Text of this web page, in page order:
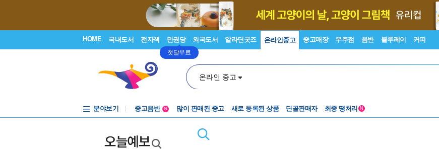
HOME 국내도서 전자책 만권당
첫달무료
외국도서 알라딘굿즈 온라인중고 중고매장 우주점 음반 블루레이 커피
온라인 중고
분야보기
중고음반
중고음반
N 많이 판매된 중고 새로 등록된 상품 단골판매자 최종 땡처리 N
오늘예보